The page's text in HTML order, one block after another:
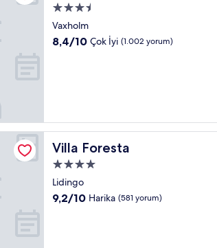
3.5
yıldızlı
konaklama
Vaxholm
10
8,4/10 Çok İyi (1.002 yorum)
Villa Foresta
Villa Foresta
4.0
yıldızlı
konaklama
Lidingo
10
9,2/10 Harika (581 yorum)